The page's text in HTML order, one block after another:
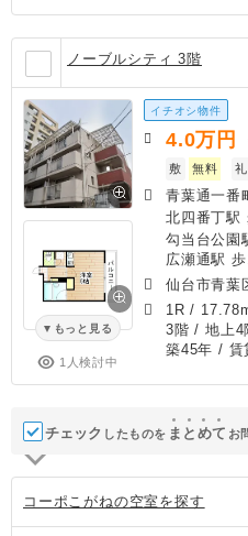
ノーブルシティ 3階
もっと見る
1人検討中
イチオシ物件
4.0万円
敷
無料 礼
青葉通一番
北四番丁駅
勾当台公園
広瀬通駅
仙台市青葉
1R /
3階 / 地上4
築45年 / 賃
チェック したものを ま と めて お
コーポこがねの空室を探す